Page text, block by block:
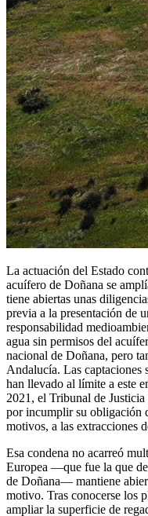
La actuación del Estado
acuífero de Doñana se
tiene abiertas unas
previa a la presentación de
responsabilidad
agua sin permisos del
nacional de Doñana, pero
Andalucía. Las captaciones
han llevado al límite a este
2021, el Tribunal de
por incumplir su obligación
motivos, a las extracciones
Esa condena no acarreó
Europea —que fue la que
de Doñana— mantiene
motivo. Tras conocerse los
ampliar la superficie de